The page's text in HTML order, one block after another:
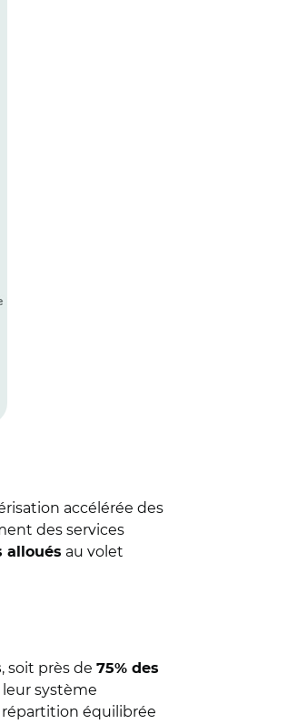
accélérée des
des services
alloués au volet
, soit près de 75% des
système
équilibrée